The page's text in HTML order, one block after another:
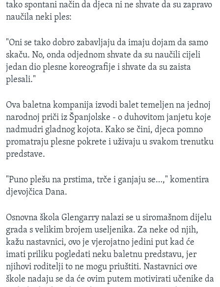
tako spontani način da djeca ni ne shvate da su zapravo
naučila neki ples:
"Oni se tako dobro zabavljaju da imaju dojam da samo
skaču. No, onda odjednom shvate da su naučili cijeli
jedan dio plesne koreografije i shvate da su zaista
plesali."
Ova baletna kompanija izvodi balet temeljen na jednoj
narodnoj priči iz Španjolske - o duhovitom janjetu koje
nadmudri gladnog kojota. Kako se čini, djeca pomno
promatraju plesne pokrete i uživaju u svakom trenutku
predstave.
"Puno plešu na prstima, trče i ganjaju se…," komentira
djevojčica Dana.
Osnovna škola Glengarry nalazi se u siromašnom dijelu
grada s velikim brojem useljenika. Za neke od njih,
kažu nastavnici, ovo je vjerojatno jedini put kad će
imati priliku pogledati neku baletnu predstavu, jer
njihovi roditelji to ne mogu priuštiti. Nastavnici ove
škole nadaju se da će ovim putem motivirati učenike da